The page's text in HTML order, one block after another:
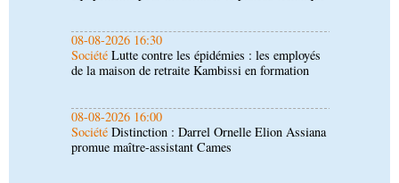
08-08-2026 16:00
Société Distinction : Darrel Ornelle Elion Assiana
promue maître-assistant Cames
08-08-2026 15:14
SportCoupe du Congo de football : JST, Inter,
Cara et V Club qualifiés pour les demi-finales